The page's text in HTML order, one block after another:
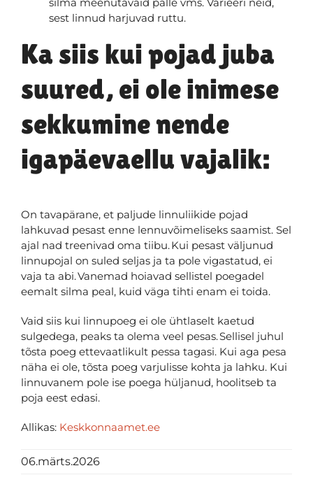
sest linnud harjuvad ruttu.
Ka siis kui pojad juba
suured, ei ole inimese
sekkumine nende
igapäevaellu vajalik:
On tavapärane, et paljude linnuliikide pojad
lahkuvad pesast enne lennuvõimeliseks saamist. Sel
ajal nad treenivad oma tiibu. Kui pesast väljunud
linnupojal on suled seljas ja ta pole vigastatud, ei
vaja ta abi. Vanemad hoiavad sellistel poegadel
eemalt silma peal, kuid väga tihti enam ei toida.
Vaid siis kui linnupoeg ei ole ühtlaselt kaetud
sulgedega, peaks ta olema veel pesas. Sellisel juhul
tõsta poeg ettevaatlikult pessa tagasi. Kui aga pesa
näha ei ole, tõsta poeg varjulisse kohta ja lahku. Kui
linnuvanem pole ise poega hüljanud, hoolitseb ta
poja eest edasi.
Allikas: Keskkonnaamet.ee
06.märts.2026